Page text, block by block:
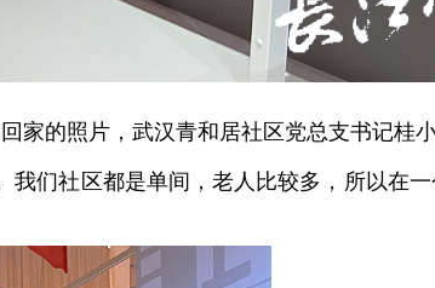
的照片，武汉青和居社区党总支书记桂小
们社区都是单间，老人比较多，所以在